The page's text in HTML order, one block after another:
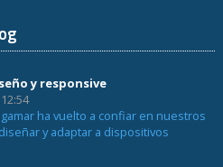
y responsive
ha vuelto a confiar en nuestros
y adaptar a dispositivos